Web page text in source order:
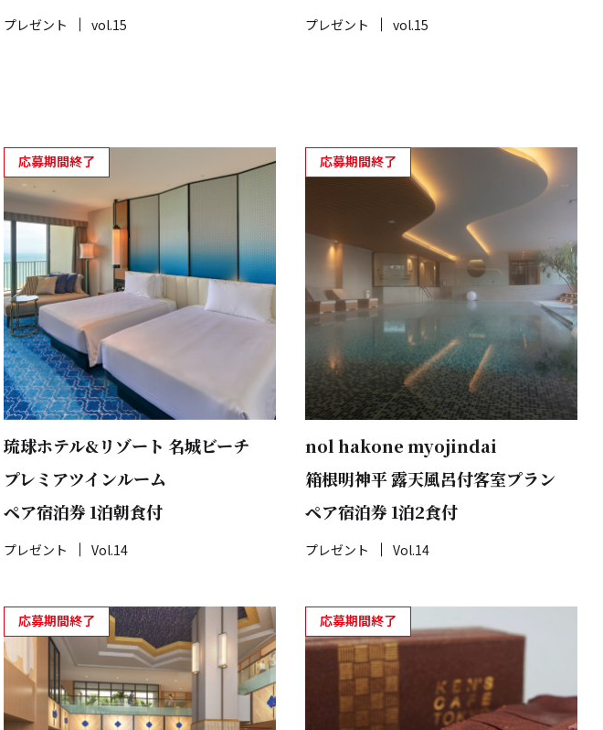
プレゼント vol.15 プレゼント vol.15
応募期間終了
琉球ホテル&リゾート 名城ビーチ
プレミアツインルーム
ペア宿泊券 1泊朝食付
プレゼント Vol.14
応募期間終了
nol hakone myojindai
箱根明神平 露天風呂付客室プラン
ペア宿泊券 1泊2食付
プレゼント Vol.14
応募期間終了 応募期間終了